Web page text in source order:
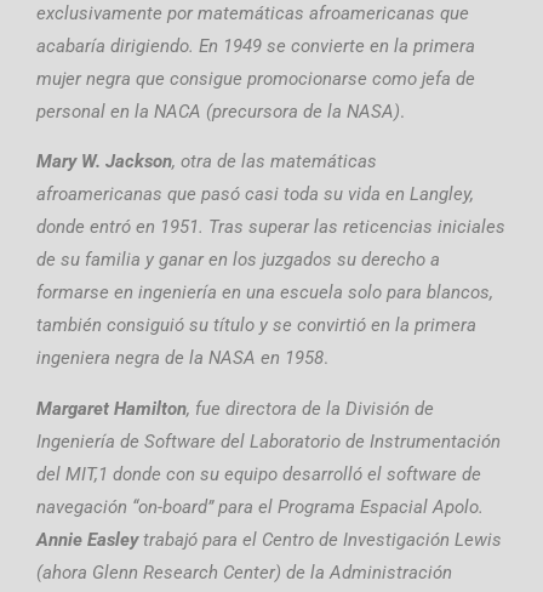
exclusivamente por matemáticas afroamericanas que
acabaría dirigiendo. En 1949 se convierte en la primera
mujer negra que consigue promocionarse como jefa de
personal en la NACA (precursora de la NASA).
Mary W. Jackson, otra de las matemáticas
afroamericanas que pasó casi toda su vida en Langley,
donde entró en 1951. Tras superar las reticencias iniciales
de su familia y ganar en los juzgados su derecho a
formarse en ingeniería en una escuela solo para blancos,
también consiguió su título y se convirtió en la primera
ingeniera negra de la NASA en 1958.
Margaret Hamilton, fue directora de la División de
Ingeniería de Software del Laboratorio de Instrumentación
del MIT,1​ donde con su equipo desarrolló el software de
navegación “on-board” para el Programa Espacial Apolo.
Annie Easleytrabajó para el Centro de Investigación Lewis
(ahora Glenn Research Center) de la Administración